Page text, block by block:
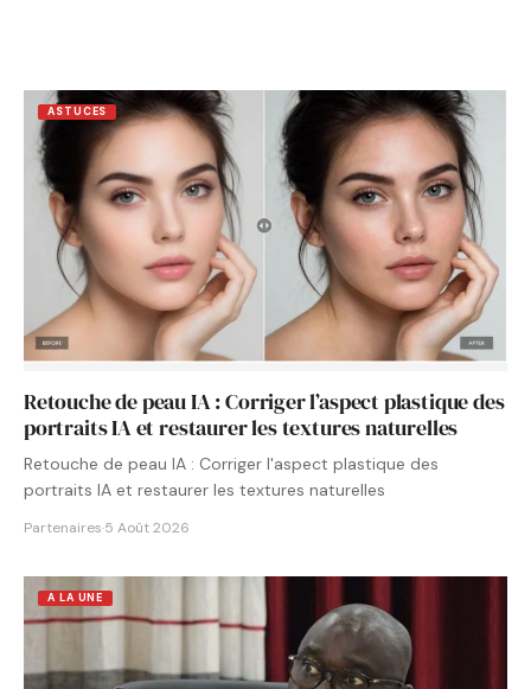
ASTUCES
Retouche de peau IA : Corriger l’aspect plastique des
portraits IA et restaurer les textures naturelles
Retouche de peau IA : Corriger l'aspect plastique des
portraits IA et restaurer les textures naturelles
Partenaires·5 Août 2026
A LA UNE